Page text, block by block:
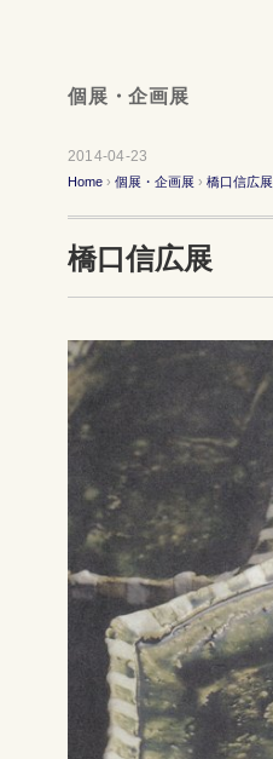
個展・企画展
2014-04-23
Home › 個展・企画展 › 橋口信広展
橋口信広展